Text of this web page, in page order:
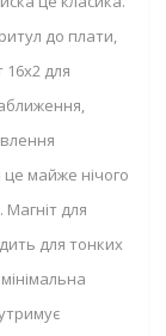
до плати,
16x2 для
майже нічого
для
для тонких